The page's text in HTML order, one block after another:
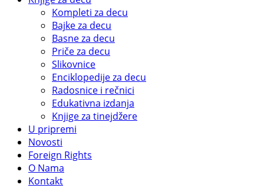
Kompleti za decu
Bajke za decu
Basne za decu
Priče za decu
Slikovnice
Enciklopedije za decu
Radosnice i rečnici
Edukativna izdanja
Knjige za tinejdžere
U pripremi
Novosti
Foreign Rights
O Nama
Kontakt